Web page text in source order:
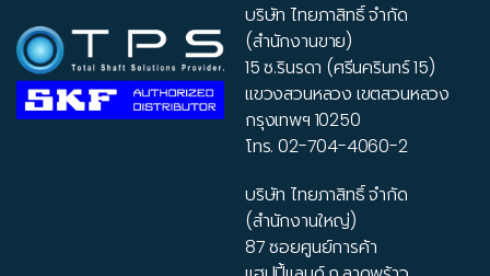
บริษัท ไทยภาสิทธิ์ จำกัด
(สำนักงานขาย)
15 ซ.รินรดา (ศรีนครินทร์ 15)
แขวงสวนหลวง เขตสวนหลวง
กรุงเทพฯ 10250
โทร.02-704-4060-2
บริษัท ไทยภาสิทธิ์ จำกัด
(สำนักงานใหญ่)
87 ซอยศูนย์การค้า